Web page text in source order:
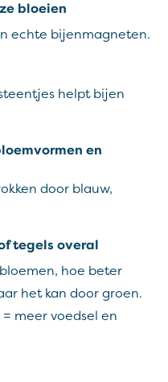
bloeien
echte bijenmagneten.
helpt bijen
en
door blauw,
tegels overal
hoe beter
het kan door groen.
meer voedsel en